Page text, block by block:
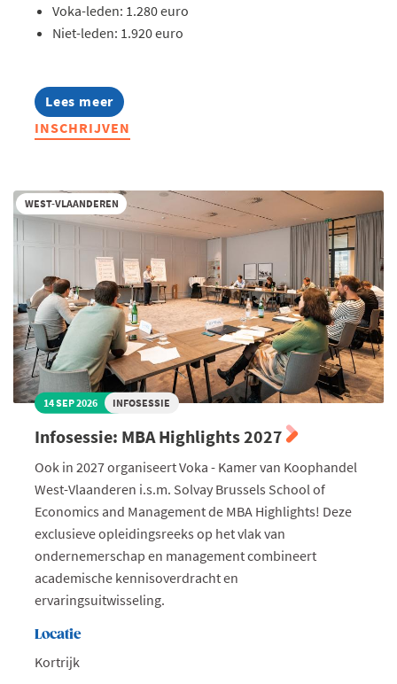
Voka-leden: 1.280 euro
Niet-leden: 1.920 euro
Lees meer
about
Lerend
Netwerk
INSCHRIJVEN
WEST-VLAANDEREN
14 SEP 2026 INFOSESSIE
Infosessie: MBA Highlights 2027
Ook in 2027 organiseert Voka - Kamer van Koophandel
West-Vlaanderen i.s.m. Solvay Brussels School of
Economics and Management de MBA Highlights! Deze
exclusieve opleidingsreeks op het vlak van
ondernemerschap en management combineert
academische kennisoverdracht en
ervaringsuitwisseling.
Locatie
Kortrijk